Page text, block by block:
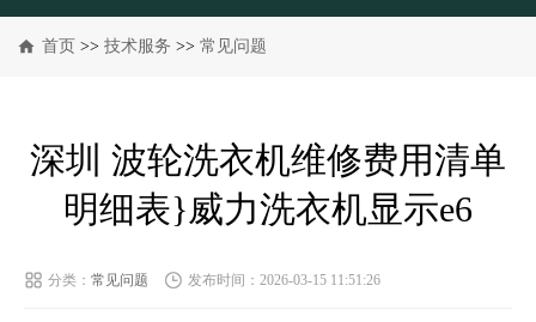
首页 >> 技术服务 >> 常见问题
深圳 波轮洗衣机维修费用清单
明细表}威力洗衣机显示e6
分类： 常见问题 发布时间：2026-03-15 11:51:26